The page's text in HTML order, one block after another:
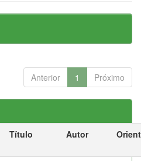
Anterior 1 Próximo
Título Autor